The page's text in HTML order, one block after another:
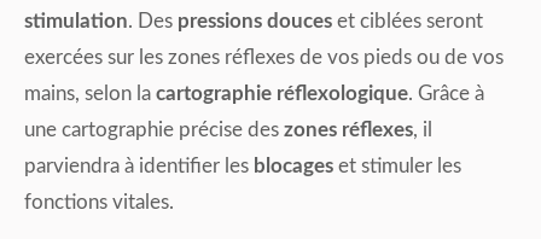
stimulation. Des pressions douces et ciblées seront
exercées sur les zones réflexes de vos pieds ou de vos
mains, selon la cartographie réflexologique. Grâce à
une cartographie précise des zones réflexes, il
parviendra à identifier les blocages et stimuler les
fonctions vitales.